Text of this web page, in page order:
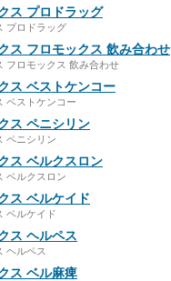
ス プロドラッグ
プロドラッグ
ス フロモックス 飲み合わせ
フロモックス 飲み合わせ
ス ベストケンコー
ベストケンコー
ス ペニシリン
ペニシリン
ス ベルクスロン
ベルクスロン
ス ベルケイド
ベルケイド
ス ヘルペス
ヘルペス
ス ベル麻痺